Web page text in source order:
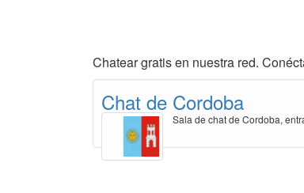
Chatear gratis en nuestra red.
Chat de Cordoba
Sala de chat de Cordoba,